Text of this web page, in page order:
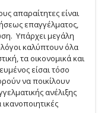
απαραίτητες είναι
επαγγέλματος,
Υπάρχει μεγάλη
καλύπτουν όλα
τα οικονομικά και
είσαι τόσο
να ποικίλουν
ανέλιξης